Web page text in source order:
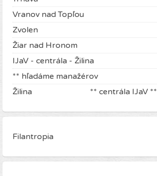
Vranov nad Topľou
Zvolen
Žiar nad Hronom
IJaV - centrála - Žilina
** hľadáme manažérov
Žilina ** centrála IJaV **
Filantropia